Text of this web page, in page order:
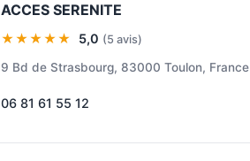
ACCES SERENITE
★★★★★ 5,0 (5 avis)
9 Bd de Strasbourg, 83000 Toulon, France
06 81 61 55 12